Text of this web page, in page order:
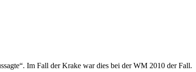
Im Fall der Krake war dies bei der WM 2010 der Fall.